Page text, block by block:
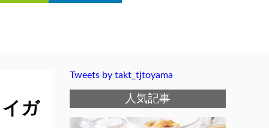
ガ
Tweets by takt_tjtoyama
人気記事